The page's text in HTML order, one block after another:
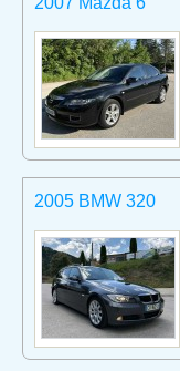
2005 BMW 320